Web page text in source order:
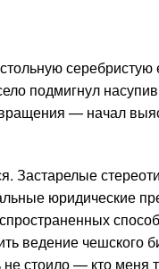
подмигнул
— начал
Застарелые
юридические
ведение чешского
стоило — кто